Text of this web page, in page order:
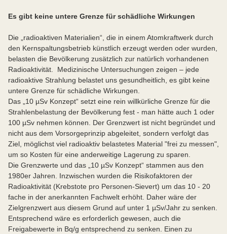
Es gibt keine untere Grenze für schädliche Wirkungen
Die „radioaktiven Materialien“, die in einem Atomkraftwerk durch
den Kernspaltungsbetrieb künstlich erzeugt werden oder wurden,
belasten die Bevölkerung zusätzlich zur natürlich vorhandenen
Radioaktivität. Medizinische Untersuchungen zeigen – jede
radioaktive Strahlung belastet uns gesundheitlich, es gibt keine
untere Grenze für schädliche Wirkungen.
Das „10 µSv Konzept“ setzt eine rein willkürliche Grenze für die
Strahlenbelastung der Bevölkerung fest - man hätte auch 1 oder
100 µSv nehmen können. Der Grenzwert ist nicht begründet und
nicht aus dem Vorsorgeprinzip abgeleitet, sondern verfolgt das
Ziel, möglichst viel radioaktiv belastetes Material "frei zu messen",
um so Kosten für eine anderweitige Lagerung zu sparen.
Die Grenzwerte und das „10 µSv Konzept“ stammen aus den
1980er Jahren. Inzwischen wurden die Risikofaktoren der
Radioaktivität (Krebstote pro Personen-Sievert) um das 10 - 20
fache in der anerkannten Fachwelt erhöht. Daher wäre der
Zielgrenzwert aus diesem Grund auf unter 1 µSv/Jahr zu senken.
Entsprechend wäre es erforderlich gewesen, auch die
Freigabewerte in Bq/g entsprechend zu senken. Einen zu